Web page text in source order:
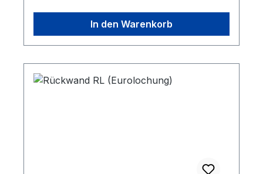
In den Warenkorb